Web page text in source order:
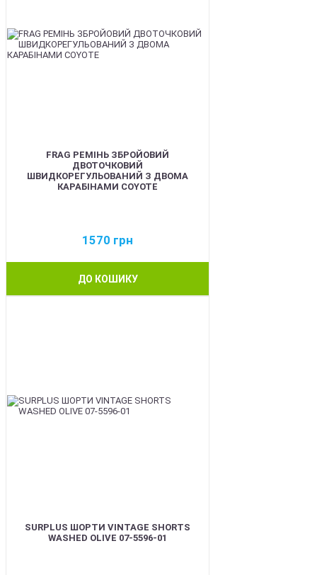
FRAG РЕМІНЬ ЗБРОЙОВИЙ
ДВОТОЧКОВИЙ
ШВИДКОРЕГУЛЬОВАНИЙ З ДВОМА
КАРАБІНАМИ COYOTE
1570 грн
ДО КОШИКУ
SURPLUS ШОРТИ VINTAGE SHORTS
WASHED OLIVE 07-5596-01